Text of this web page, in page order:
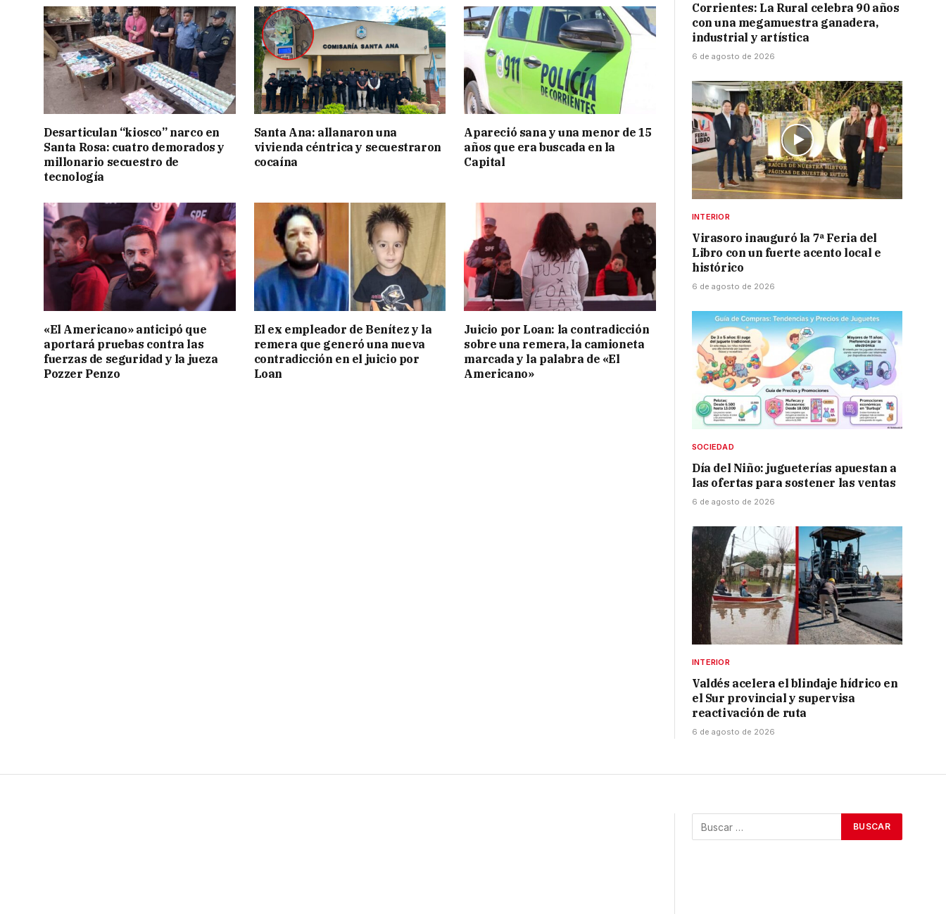
Desarticulan “kiosco” narco en
Santa Rosa: cuatro demorados y
millonario secuestro de
tecnología
Santa Ana: allanaron una
vivienda céntrica y secuestraron
cocaína
Apareció sana y una menor de 15
años que era buscada en la
Capital
«El Americano» anticipó que
aportará pruebas contra las
fuerzas de seguridad y la jueza
Pozzer Penzo
El ex empleador de Benítez y la
remera que generó una nueva
contradicción en el juicio por
Loan
Juicio por Loan: la contradicción
sobre una remera, la camioneta
marcada y la palabra de «El
Americano»
Corrientes: La Rural celebra 90 años
con una megamuestra ganadera,
industrial y artística
6 de agosto de 2026
INTERIOR
Virasoro inauguró la 7ª Feria del
Libro con un fuerte acento local e
histórico
6 de agosto de 2026
SOCIEDAD
Día del Niño: jugueterías apuestan a
las ofertas para sostener las ventas
6 de agosto de 2026
INTERIOR
Valdés acelera el blindaje hídrico en
el Sur provincial y supervisa
reactivación de ruta
6 de agosto de 2026